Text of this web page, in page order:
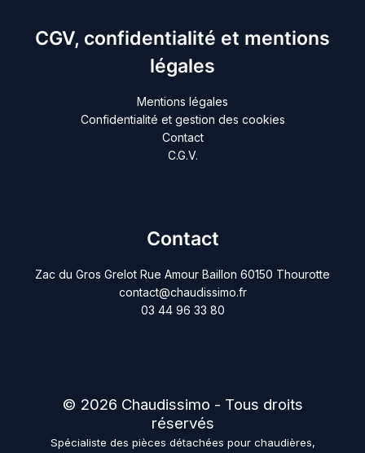
CGV, confidentialité et mentions
légales
Mentions légales
Confidentialité et gestion des cookies
Contact
C.G.V.
Contact
Zac du Gros Grelot Rue Amour Baillon 60150 Thourotte
contact@chaudissimo.fr
03 44 96 33 80
© 2026 Chaudissimo - Tous droits
réservés
Spécialiste des pièces détachées pour chaudières,